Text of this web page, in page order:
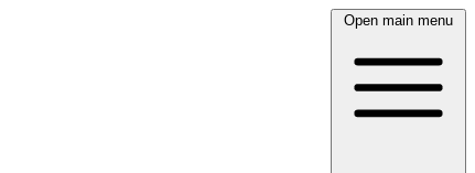
Open main menu